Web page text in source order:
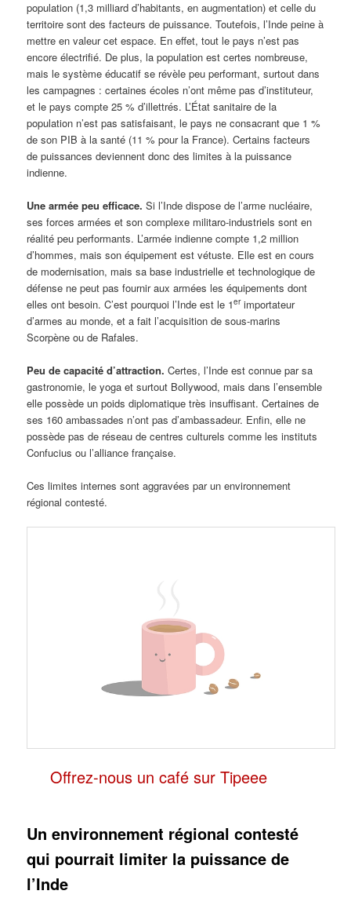
population (1,3 milliard d’habitants, en augmentation) et celle du
territoire sont des facteurs de puissance. Toutefois, l’Inde peine à
mettre en valeur cet espace. En effet, tout le pays n’est pas
encore électrifié. De plus, la population est certes nombreuse,
mais le système éducatif se révèle peu performant, surtout dans
les campagnes : certaines écoles n’ont même pas d’instituteur,
et le pays compte 25 % d’illettrés. L’État sanitaire de la
population n’est pas satisfaisant, le pays ne consacrant que 1 %
de son PIB à la santé (11 % pour la France). Certains facteurs
de puissances deviennent donc des limites à la puissance
indienne.
Une armée peu efficace. Si l’Inde dispose de l’arme nucléaire,
ses forces armées et son complexe militaro-industriels sont en
réalité peu performants. L’armée indienne compte 1,2 million
d’hommes, mais son équipement est vétuste. Elle est en cours
de modernisation, mais sa base industrielle et technologique de
défense ne peut pas fournir aux armées les équipements dont
elles ont besoin. C’est pourquoi l’Inde est le 1erimportateur
d’armes au monde, et a fait l’acquisition de sous-marins
Scorpène ou de Rafales.
Peu de capacité d’attraction. Certes, l’Inde est connue par sa
gastronomie, le yoga et surtout Bollywood, mais dans l’ensemble
elle possède un poids diplomatique très insuffisant. Certaines de
ses 160 ambassades n’ont pas d’ambassadeur. Enfin, elle ne
possède pas de réseau de centres culturels comme les instituts
Confucius ou l’alliance française.
Ces limites internes sont aggravées par un environnement
régional contesté.
Offrez-nous un café sur Tipeee
Un environnement régional contesté
qui pourrait limiter la puissance de
l’Inde